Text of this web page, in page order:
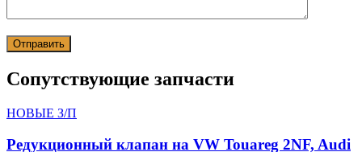
Сопутствующие запчасти
НОВЫЕ З/П
Редукционный клапан на VW Touareg 2NF, Audi